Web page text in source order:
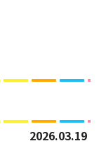
2026.03.19